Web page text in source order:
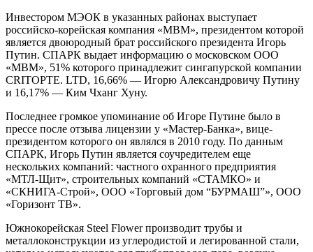
Инвестором МЭОК в указанных районах выступает
российско-корейская компания «МВМ», президентом которой
является двоюродный брат российского президента Игорь
Путин. СПАРК выдает информацию о московском ООО
«МВМ», 51% которого принадлежит сингапурской компании
CRITOPTE. LTD, 16,66% — Игорю Александровичу Путину
и 16,17% — Ким Чханг Хуну.
Последнее громкое упоминание об Игоре Путине было в
прессе после отзыва лицензии у «Мастер-Банка», вице-
президентом которого он являлся в 2010 году. По данным
СПАРК, Игорь Путин является соучредителем еще
нескольких компаний: частного охранного предприятия
«МТЛ-Щит», строительных компаний «СТАМКО» и
«СКНИГА-Строй», ООО «Торговый дом “БУРМАШ”», ООО
«Горизонт ТВ».
Южнокорейская Steel Flower производит трубы и
металлоконструкции из углеродистой и легированной стали,